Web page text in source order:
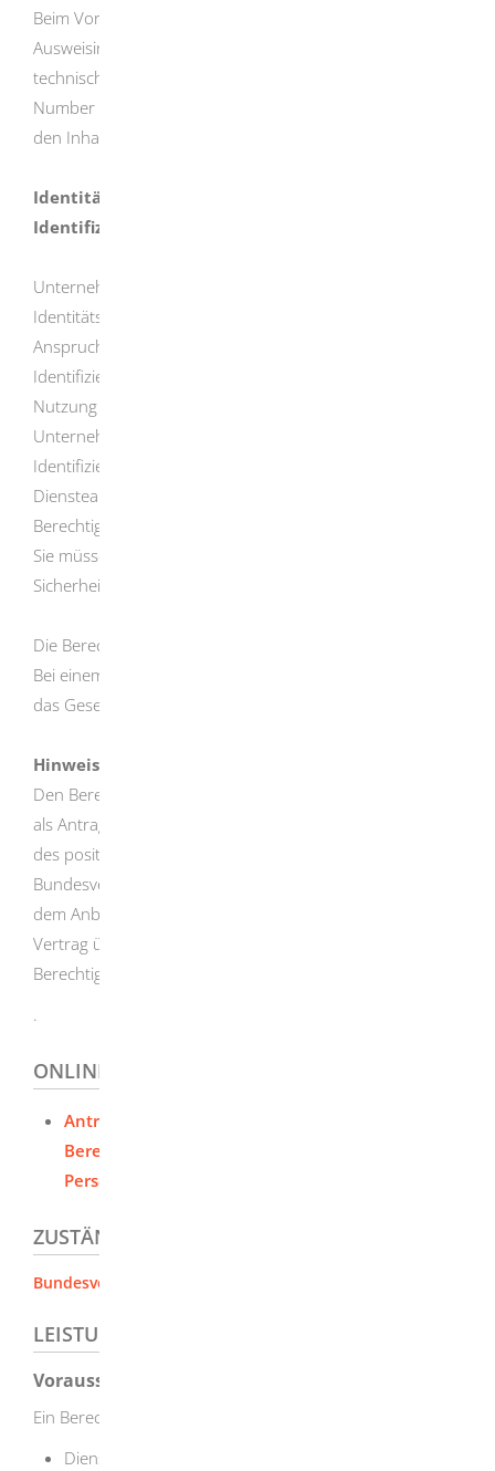
Beim Vor-Ort-Auslesen entfällt die PIN-Eingabe durch den
Ausweisinhaber. Sie wird durch die Eingabe oder
technische Erfassung der Zugangsnummer (Card Access
Number – CAN) auf der Vorderseite des Ausweises durch
den Inhaber der Berechtigung ersetzt.
Identitätsnachweis gegenüber
Identifizierungsdiensteanbietern
Unternehmen und Behörden können für den
Identitätsnachweis einen zertifizierten Service Dritter in
Anspruch nehmen. Die sogenannten
Identifizierungsdiensteanbieter stellen die Daten aus der
Nutzung der Online-Ausweisfunktion im Einzelfall den
Unternehmen und Behörden zur Verfügung.
Identifizierungsdiensteanbieter müssen dafür anstelle der
Diensteanbieter die Berechtigung und das
Berechtigungszertifikat beantragen.
Sie müssen zusätzlich Ihren Service beim Bundesamt für
Sicherheit in der Informationstechnik zertifizieren lassen.
Die Berechtigungen sind jeweils höchstens 3 Jahre gültig.
Bei einem Verstoß gegen die abgegebene Erklärung und
das Gesetz können sie jederzeit sofort entzogen werden.
Hinweis
Den Berechtigungszertifikateanbieter (BerCA) müssen Sie
als Antragsteller selbst beauftragen. Das heißt: Auf Basis
des positiven Berechtigungsbescheides des
Bundesverwaltungsamts (BVA) schließen Sie direkt mit
dem Anbieter von Berechtigungszertifikaten einen
Vertrag über den technischen Bezug des
Berechtigungszertifikats und der Sperrlisten ab.
.
ONLINEANTRAG UND FORMULARE
Antrag auf Erteilung eines
Berechtigungszertifikates auf dem
Personalausweisportal
ZUSTÄNDIGE STELLE
Bundesverwaltungsamt
LEISTUNGSDETAILS
Voraussetzungen
Ein Berechtigungszertifikat beantragen können:
Diensteanbieter